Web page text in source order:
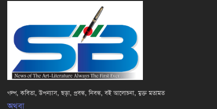
গল্প, কবিতা, উপন্যাস, ছড়া, প্রবন্ধ, নিবন্ধ, বই আলোচনা, মুক্ত মতামত
অথবা